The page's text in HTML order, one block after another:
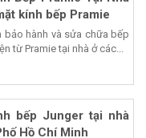
kính bếp Pramie
bảo hành và sửa chữa bếp
từ Pramie tại nhà ở các...
bếp Junger tại nhà
Hồ Chí Minh